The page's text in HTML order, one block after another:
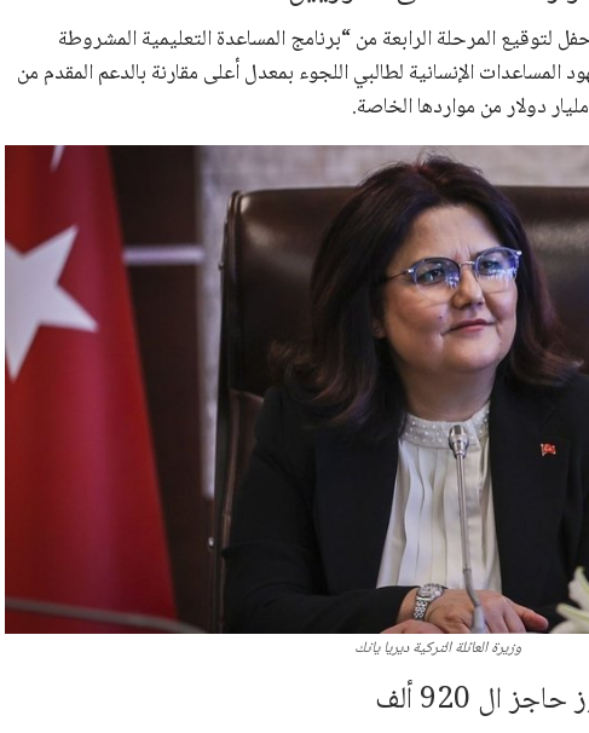
لتوقيع المرحلة الرابعة من “برنامج المساعدة التعليمية المشروطة
الإنسانية لطالبي اللجوء بمعدل أعلى مقارنة بالدعم المقدم من
وزيرة العائلة التركية ديريا يانك
ال 920 ألف